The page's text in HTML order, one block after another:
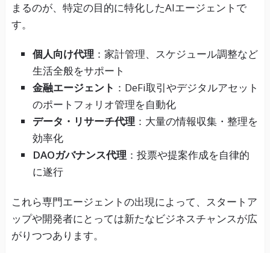
まるのが、特定の目的に特化したAIエージェントで
す。
個人向け代理 ：家計管理、スケジュール調整など
生活全般をサポート
金融エージェント ：DeFi取引やデジタルアセット
のポートフォリオ管理を自動化
データ・リサーチ代理 ：大量の情報収集・整理を
効率化
DAOガバナンス代理 ：投票や提案作成を自律的
に遂行
これら専門エージェントの出現によって、スタートア
ップや開発者にとっては新たなビジネスチャンスが広
がりつつあります。